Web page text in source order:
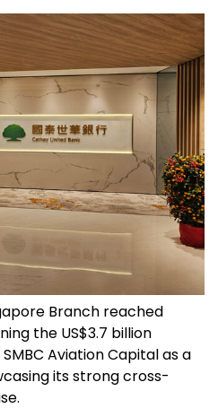
Branch reached
the US$3.7 billion
Aviation Capital as a
its strong cross-